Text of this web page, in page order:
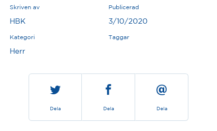
Skriven av
HBK
Publicerad
3/10/2020
Kategori
Herr
Taggar
Dela Dela Dela